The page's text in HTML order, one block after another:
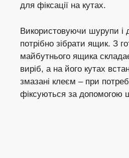
для фіксації на кутах.
Використовуючи шурупи і
потрібно зібрати ящик. З
майбутнього ящика
виріб, а на його кутах
змазані клеєм – при
фіксуються за допомогою